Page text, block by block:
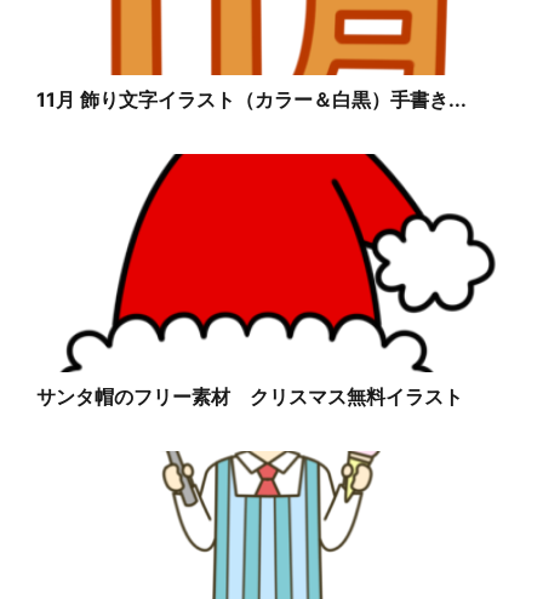
11月 飾り文字イラスト（カラー＆白黒）手書き...
サンタ帽のフリー素材 クリスマス無料イラスト